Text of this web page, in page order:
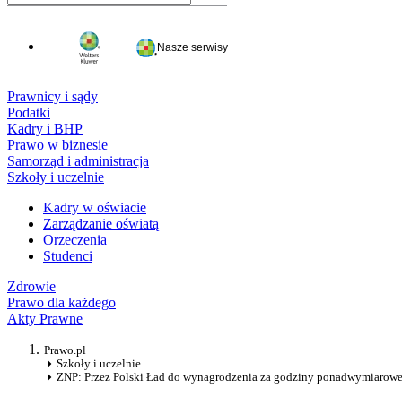
Nasze serwisy
Prawnicy i sądy
Podatki
Kadry i BHP
Prawo w biznesie
Samorząd i administracja
Szkoły i uczelnie
Kadry w oświacie
Zarządzanie oświatą
Orzeczenia
Studenci
Zdrowie
Prawo dla każdego
Akty Prawne
Prawo.pl
Szkoły i uczelnie
ZNP: Przez Polski Ład do wynagrodzenia za godziny ponadwymiarowe